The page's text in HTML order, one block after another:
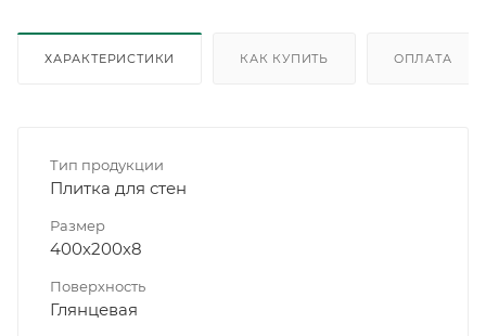
ХАРАКТЕРИСТИКИ КАК КУПИТЬ ОПЛАТА
Тип продукции
Плитка для стен
Размер
400х200х8
Поверхность
Глянцевая